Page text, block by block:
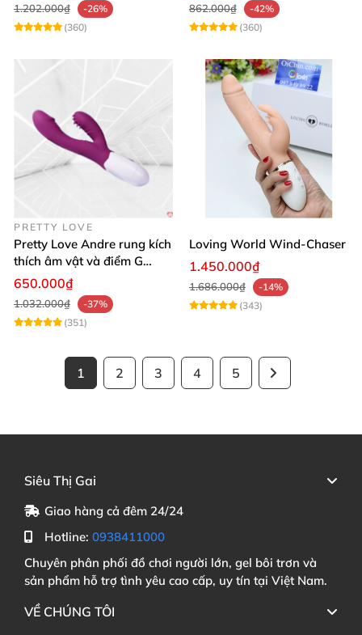
1.202.000₫
-26%
(360)
862.000₫
-42%
(360)
PRETTY LOVE
Pretty Love Andre rung kích
thích âm vật và điểm G
mạnh mẽ
650.000₫
1.032.000₫
-37%
(351)
Loving World Wind-Chaser
1.450.000₫
1.686.000₫
-14%
(343)
1 2 3 4 5
Siêu Thị Gai
Giao hàng cả đêm 24/24
Hotline: 0938411000
Chuyên phân phối đồ chơi người lớn, gel bôi trơn và
sản phẩm hỗ trợ tình yêu cao cấp, uy tín tại Việt Nam.
VỀ CHÚNG TÔI